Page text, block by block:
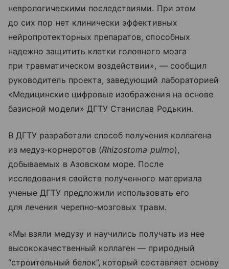
неврологическими последствиями. При этом
до сих пор нет клинически эффективных
нейропротекторных препаратов, способных
надежно защитить клетки головного мозга
при травматическом воздействии», — сообщил
руководитель проекта, заведующий лабораторией
«Медицинские цифровые изображения на основе
базисной модели» ДГТУ Станислав Родькин.
В ДГТУ разработали способ получения коллагена
из медуз‑корнеротов (Rhizostoma pulmo),
добываемых в Азовском море. После
исследования свойств полученного материала
ученые ДГТУ предложили использовать его
для лечения черепно‑мозговых травм.
«Мы взяли медузу и научились получать из нее
высококачественный коллаген — природный
“строительный белок”, который составляет основу